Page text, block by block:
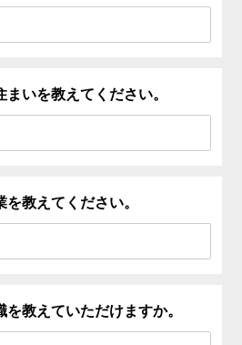
いを教えてください。
教えてください。
教えていただけますか。